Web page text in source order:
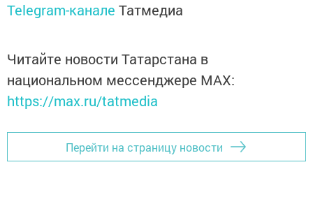
Telegram-канале Татмедиа
Читайте новости Татарстана в
национальном мессенджере MАХ:
https://max.ru/tatmedia
Перейти на страницу новости